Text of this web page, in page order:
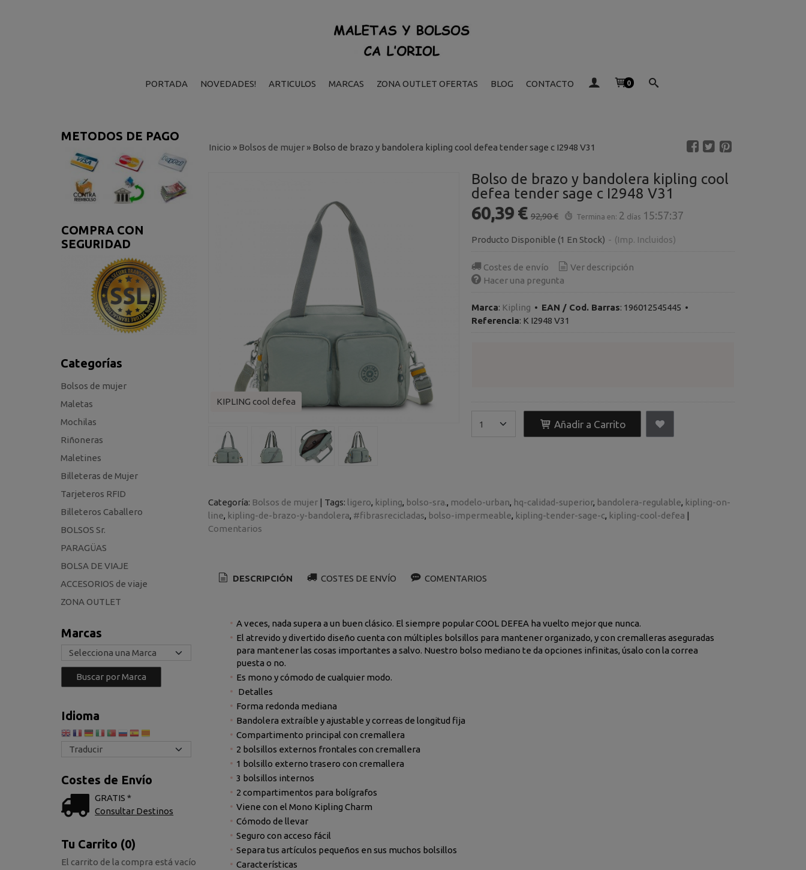
PORTADA NOVEDADES! ARTICULOS MARCAS ZONA OUTLET OFERTAS BLOG CONTACTO 0
METODOS DE PAGO
COMPRA CON
SEGURIDAD
Categorías
Bolsos de mujer
Maletas
Mochilas
Riñoneras
Maletines
Billeteras de Mujer
Tarjeteros RFID
Billeteros Caballero
BOLSOS Sr.
PARAGÜAS
BOLSA DE VIAJE
ACCESORIOS de viaje
ZONA OUTLET
Marcas
Idioma
Costes de Envío
GRATIS *
Consultar Destinos
Tu Carrito (0)
El carrito de la compra está vacío
Inicio » Bolsos de mujer» Bolso de brazo y bandolera kipling cool defea tender sage c I2948 V31
KIPLING cool defea
Bolso de brazo y bandolera kipling cool
defea tender sage c I2948 V31
60,39 € 92,90 € Termina en: 2 días 15:57:36
Producto Disponible (1 En Stock) - (Imp. Incluidos)
Costes de envío
Ver descripción
Hacer una pregunta
Marca: Kipling • EAN / Cod. Barras: 196012545445 •
Referencia: K I2948 V31
Añadir a Carrito
Categoría: Bolsos de mujer| Tags: ligero kipling bolso-sra. modelo-urban hq-calidad-superior bandolera-regulable kipling-on-
line kipling-de-brazo-y-bandolera #fibrasrecicladas bolso-impermeable kipling-tender-sage-c kipling-cool-defea |
Comentarios
DESCRIPCIÓN COSTES DE ENVÍO COMENTARIOS
A veces, nada supera a un buen clásico. El siempre popular COOL DEFEA ha vuelto mejor que nunca.
El atrevido y divertido diseño cuenta con múltiples bolsillos para mantener organizado, y con cremalleras aseguradas
para mantener las cosas importantes a salvo. Nuestro bolso mediano te da opciones infinitas, úsalo con la correa
puesta o no.
Es mono y cómodo de cualquier modo.
Detalles
Forma redonda mediana
Bandolera extraíble y ajustable y correas de longitud fija
Compartimento principal con cremallera
2 bolsillos externos frontales con cremallera
1 bolsillo externo trasero con cremallera
3 bolsillos internos
2 compartimentos para bolígrafos
Viene con el Mono Kipling Charm
Cómodo de llevar
Seguro con acceso fácil
Separa tus artículos pequeños en sus muchos bolsillos
Características